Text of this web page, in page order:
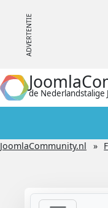
de Nederlandstalige
JoomlaCommunity.nl